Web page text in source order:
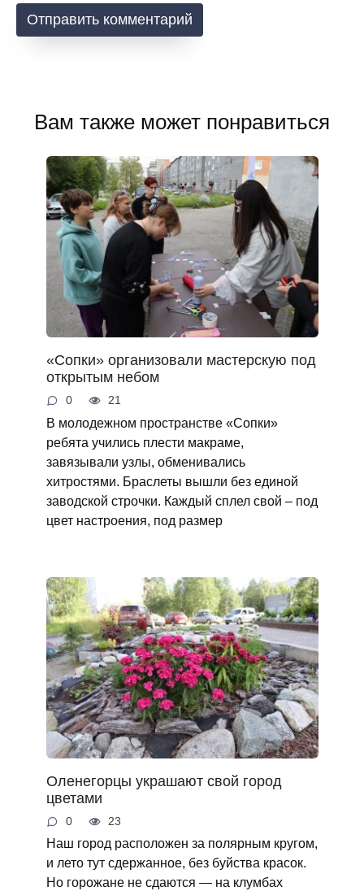
Вам также может понравиться
«Сопки» организовали мастерскую под
открытым небом
0 21
В молодежном пространстве «Сопки»
ребята учились плести макраме,
завязывали узлы, обменивались
хитростями. Браслеты вышли без единой
заводской строчки. Каждый сплел свой – под
цвет настроения, под размер
Оленегорцы украшают свой город
цветами
0 23
Наш город расположен за полярным кругом,
и лето тут сдержанное, без буйства красок.
Но горожане не сдаются — на клумбах